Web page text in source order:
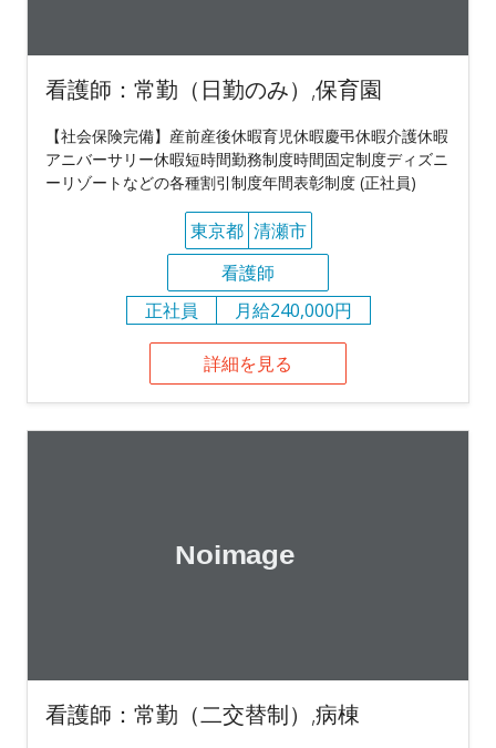
看護師：常勤（日勤のみ）,保育園
【社会保険完備】産前産後休暇育児休暇慶弔休暇介護休暇
アニバーサリー休暇短時間勤務制度時間固定制度ディズニ
ーリゾートなどの各種割引制度年間表彰制度 (正社員)
東京都 清瀬市
看護師
正社員
月給240,000円
詳細を見る
看護師：常勤（二交替制）,病棟